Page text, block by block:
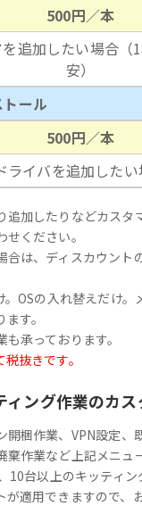
500円／本
追加したい場合（
安）
ール
500円／本
ライバを追加した
加したりなどカスタ
ください。
は、ディスカウント
OSの入れ替えだけ。
す。
承っております。
抜きです。
ィング作業のカ
開梱作業、VPN設定、
棄作業など上記メニュ
10台以上のキッティン
が適用できますので、